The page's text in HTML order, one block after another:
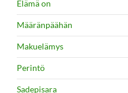
Elämä on
Määränpäähän
Makuelämys
Perintö
Sadepisara